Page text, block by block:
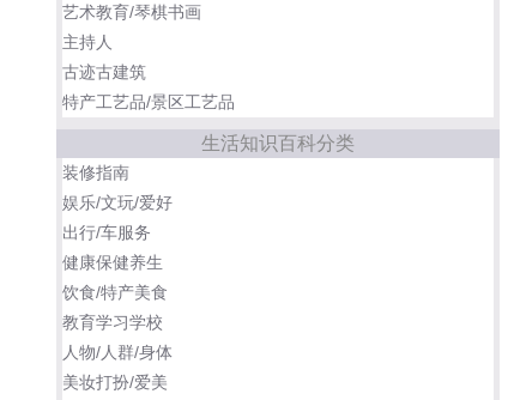
艺术教育/琴棋书画
主持人
古迹古建筑
特产工艺品/景区工艺品
生活知识百科分类
装修指南
娱乐/文玩/爱好
出行/车服务
健康保健养生
饮食/特产美食
教育学习学校
人物/人群/身体
美妆打扮/爱美